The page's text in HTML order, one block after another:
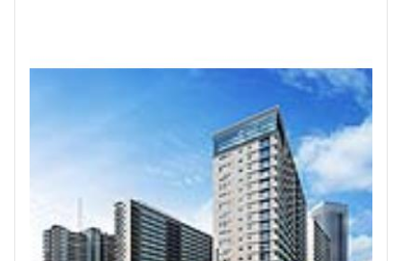
追加
185,000円 15,000円
1.0ヶ月 1.0ヶ月